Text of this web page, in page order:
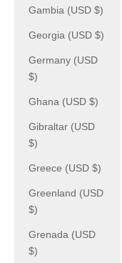
Gambia (USD $)
Georgia (USD $)
Germany (USD
$)
Ghana (USD $)
Gibraltar (USD
$)
Greece (USD $)
Greenland (USD
$)
Grenada (USD
$)